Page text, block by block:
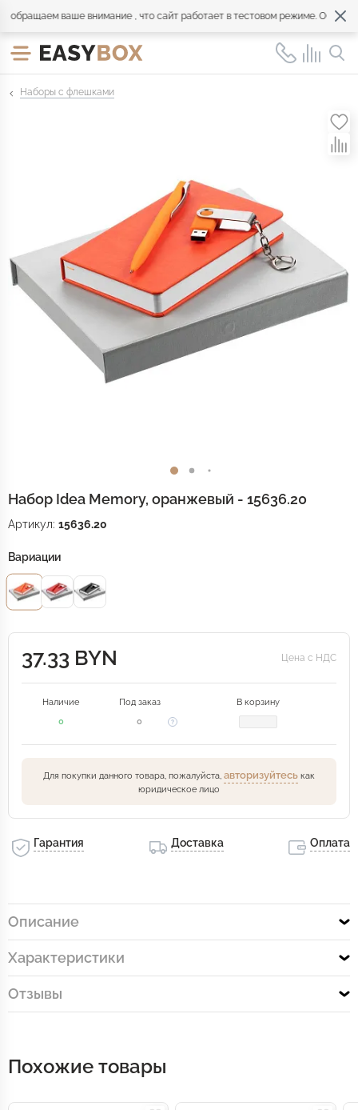
ваше внимание , что сайт работает в тестовом режиме.
Наборы с флешками
Набор Idea Memory, оранжевый - 15636.20
Артикул: 15636.20
Вариации
37.33 BYN Цена с НДС
Наличие Под заказ
В корзину
0
0
Для покупки данного товара, пожалуйста, авторизуйтесь как
юридическое лицо
Гарантия Доставка Оплата
Описание
Характеристики
Отзывы
Похожие товары